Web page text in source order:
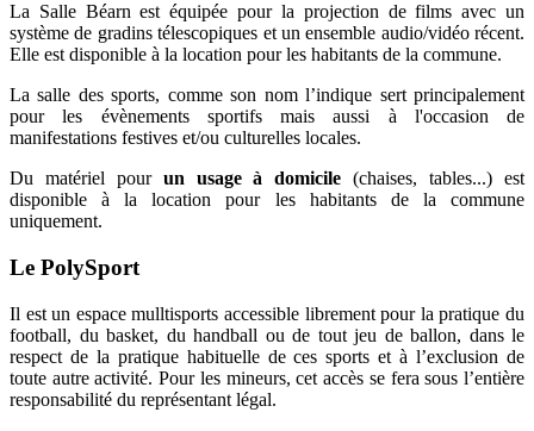
La Salle Béarn est équipée pour la projection de films avec un
système de gradins télescopiques et un ensemble audio/vidéo récent.
Elle est disponible à la location pour les habitants de la commune.
La salle des sports, comme son nom l’indique sert principalement
pour les évènements sportifs mais aussi à l'occasion de
manifestations festives et/ou culturelles locales.
Du matériel pour un usage à domicile (chaises, tables...) est
disponible à la location pour les habitants de la commune
uniquement.
Le PolySport
Il est un espace mulltisports accessible librement pour la pratique du
football, du basket, du handball ou de tout jeu de ballon, dans le
respect de la pratique habituelle de ces sports et à l’exclusion de
toute autre activité. Pour les mineurs, cet accès se fera sous l’entière
responsabilité du représentant légal.